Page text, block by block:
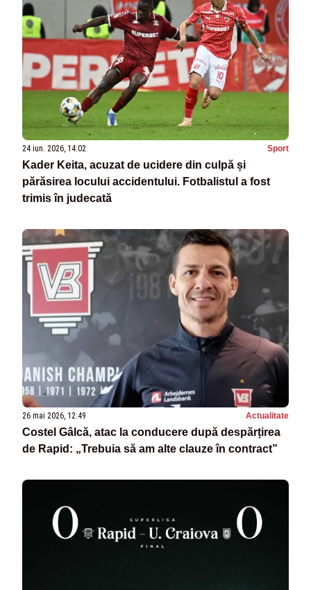
24 iun. 2026, 14:02 Sport
Kader Keita, acuzat de ucidere din culpă și
părăsirea locului accidentului. Fotbalistul a fost
trimis în judecată
26 mai 2026, 12:49 Actualitate
Costel Gâlcă, atac la conducere după despărțirea
de Rapid: „Trebuia să am alte clauze în contract”